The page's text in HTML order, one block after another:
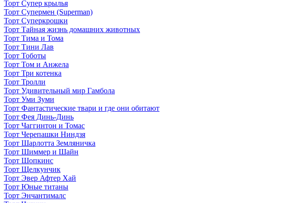
Торт Супер крылья
Торт Супермен (Superman)
Торт Суперкрошки
Торт Тайная жизнь домашних животных
Торт Тима и Тома
Торт Тини Лав
Торт Тоботы
Торт Том и Анжела
Торт Три котенка
Торт Тролли
Торт Удивительный мир Гамбола
Торт Уми Зуми
Торт Фантастические твари и где они обитают
Торт Фея Динь-Динь
Торт Чаггинтон и Томас
Торт Черепашки Ниндзя
Торт Шарлотта Земляничка
Торт Шиммер и Шайн
Торт Шопкинс
Торт Щелкунчик
Торт Эвер Афтер Хай
Торт Юные титаны
Торт Энчантималс